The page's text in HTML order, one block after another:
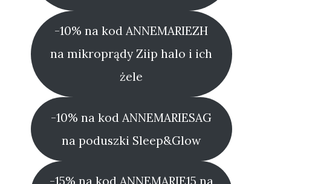
-10% na kod ANNEMARIEZH
na mikroprądy Ziip halo i ich
żele
-10% na kod ANNEMARIESAG
na poduszki Sleep&Glow